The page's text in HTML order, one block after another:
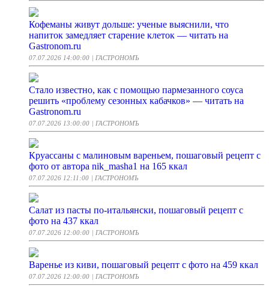
Кофеманы живут дольше: ученые выяснили, что
напиток замедляет старение клеток — читать на
Gastronom.ru
07.07.2026 14:00:00 | ГАСТРОНОМЪ
Стало известно, как с помощью пармезанного соуса
решить «проблему сезонных кабачков» — читать на
Gastronom.ru
07.07.2026 13:00:00 | ГАСТРОНОМЪ
Круассаны с малиновым вареньем, пошаговый рецепт с
фото от автора nik_masha1 на 165 ккал
07.07.2026 12:11:00 | ГАСТРОНОМЪ
Салат из пасты по-итальянски, пошаговый рецепт с
фото на 437 ккал
07.07.2026 12:00:00 | ГАСТРОНОМЪ
Варенье из киви, пошаговый рецепт с фото на 459 ккал
07.07.2026 12:00:00 | ГАСТРОНОМЪ